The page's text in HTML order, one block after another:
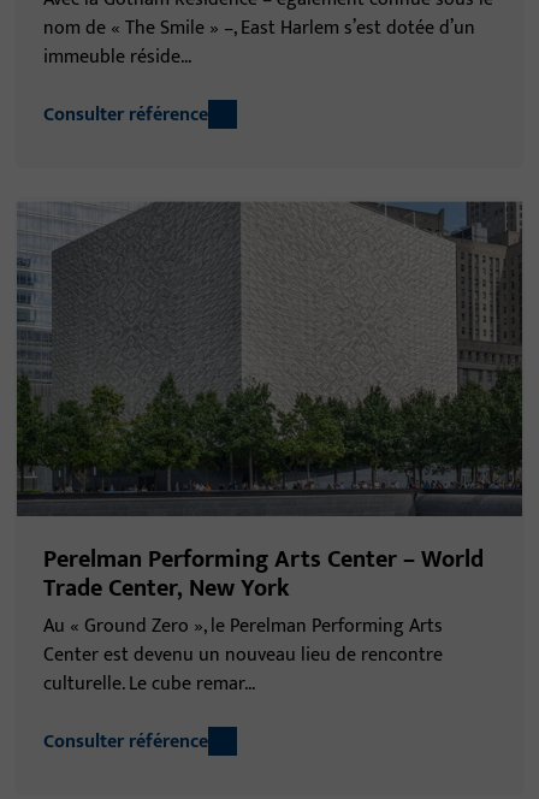
nom de « The Smile » –, East Harlem s’est dotée d’un
immeuble réside...
Consulter référence
Perelman Performing Arts Center – World
Trade Center, New York
Au « Ground Zero », le Perelman Performing Arts
Center est devenu un nouveau lieu de rencontre
culturelle. Le cube remar...
Consulter référence